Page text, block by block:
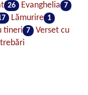
26 Evanghelia 7
Lămurire 1
tineri 7
Verset cu